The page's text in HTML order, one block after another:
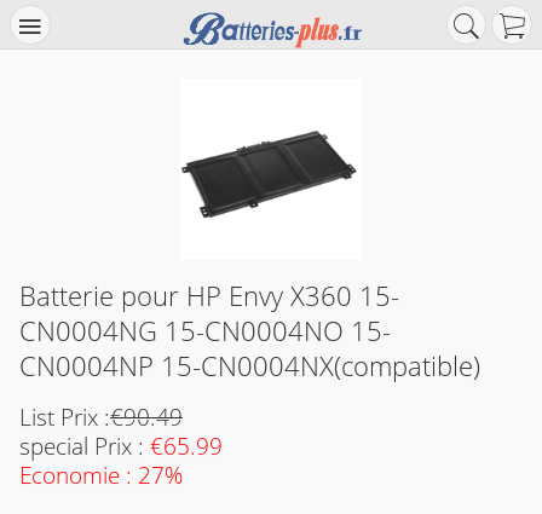
Batterie pour HP Envy X360 15-
CN0004NG 15-CN0004NO 15-
CN0004NP 15-CN0004NX(compatible)
List Prix :€90.49
special Prix : €65.99
Economie : 27%